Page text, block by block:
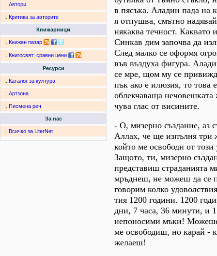
:. Автори
:. Критика за авторите
Книжарници
:. Книжен пазар
:. Книгосвят: сравни цени
Ресурси
:. Каталог за култура
:. Артзона
:. Писмена реч
За нас
:. Всичко за LiterNet
в пясъка. Аладин пада на
я отпушва, смътно
някаква течност. Каквато
Синкав дим започва да
След малко се оформя
във въздуха фигура.
се мре, щом му се
пък ако е илюзия, то това
облекчаваща
чува глас от висините.
- О, мизерно създание, аз
Аллах, че ще изпълня три
който ме освободи от този
Защото, ти, мизерно
представиш страданията
мръднеш, не можеш да се
говорим колко
тия 1200 години. 1200
дни, 7 часа, 36 минути, и
непоносими мъки!
ме освободиш, но карай -
желаеш!